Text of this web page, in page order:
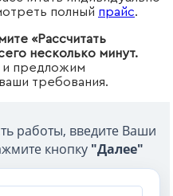
полный прайс.
«Рассчитать
несколько минут.
и предложим
требования.
работы, введите Ваши
кнопку "Далее"